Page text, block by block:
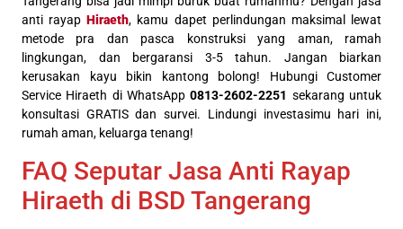
anti rayapHiraeth, kamu dapet perlindungan maksimal lewat
metode pra dan pasca konstruksi yang aman, ramah
lingkungan, dan bergaransi 3-5 tahun. Jangan biarkan
kerusakan kayu bikin kantong bolong! Hubungi Customer
Service Hiraeth di WhatsApp0813-2602-2251 sekarang untuk
konsultasi GRATIS dan survei. Lindungi investasimu hari ini,
rumah aman, keluarga tenang!
FAQ Seputar Jasa Anti Rayap
Hiraeth di BSD Tangerang